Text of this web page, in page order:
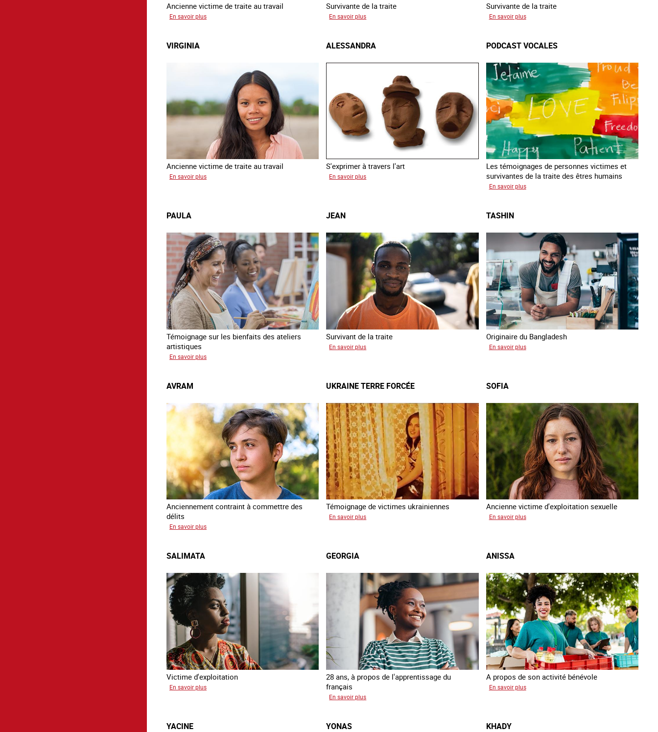
Ancienne victime de traite au travail
En savoir plus
Survivante de la traite
En savoir plus
Survivante de la traite
En savoir plussur
VIRGINIA
Ancienne victime de traite au travail
En savoir plus
ALESSANDRA
S'exprimer à travers l'art
En savoir plus
PODCAST VOCALES
Les témoignages de personnes victimes et
survivantes de la traite des êtres humains
En savoir plussur
PAULA
Témoignage sur les bienfaits des ateliers
artistiques
En savoir plus
JEAN
Survivant de la traite
En savoir plus
TASHIN
Originaire du Bangladesh
En savoir plussur
AVRAM
Anciennement contraint à commettre des
délits
En savoir plus
UKRAINE TERRE FORCÉE
Témoignage de victimes ukrainiennes
En savoir plus
SOFIA
Ancienne victime d'exploitation sexuelle
En savoir plussur
SALIMATA
Victime d'exploitation
En savoir plus
GEORGIA
28 ans, à propos de l'apprentissage du
français
En savoir plus
ANISSA
A propos de son activité bénévole
En savoir plussur
YACINE YONAS KHADY